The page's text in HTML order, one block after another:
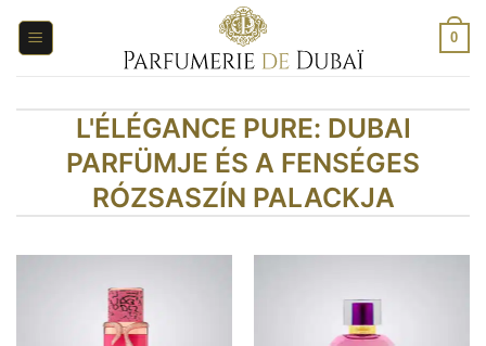
0
L'ÉLÉGANCE PURE: DUBAI
PARFÜMJE ÉS A FENSÉGES
RÓZSASZÍN PALACKJA